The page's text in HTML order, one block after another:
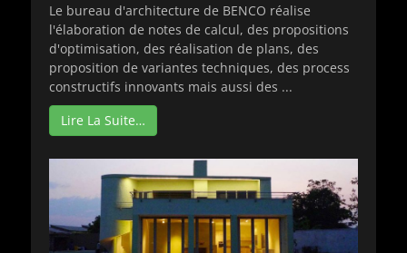
Le bureau d'architecture de BENCO réalise
l'élaboration de notes de calcul, des propositions
d'optimisation, des réalisation de plans, des
proposition de variantes techniques, des process
constructifs innovants mais aussi des ...
Lire La Suite…